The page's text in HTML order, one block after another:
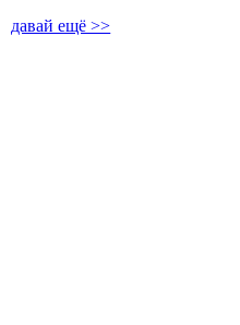
давай ещё >>